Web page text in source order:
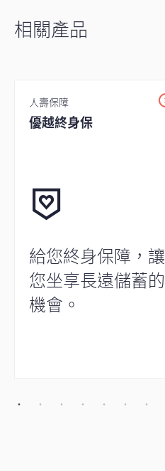
相關產品
人壽保障
優越終身保
給您終身保障，讓
您坐享長遠儲蓄的
機會。